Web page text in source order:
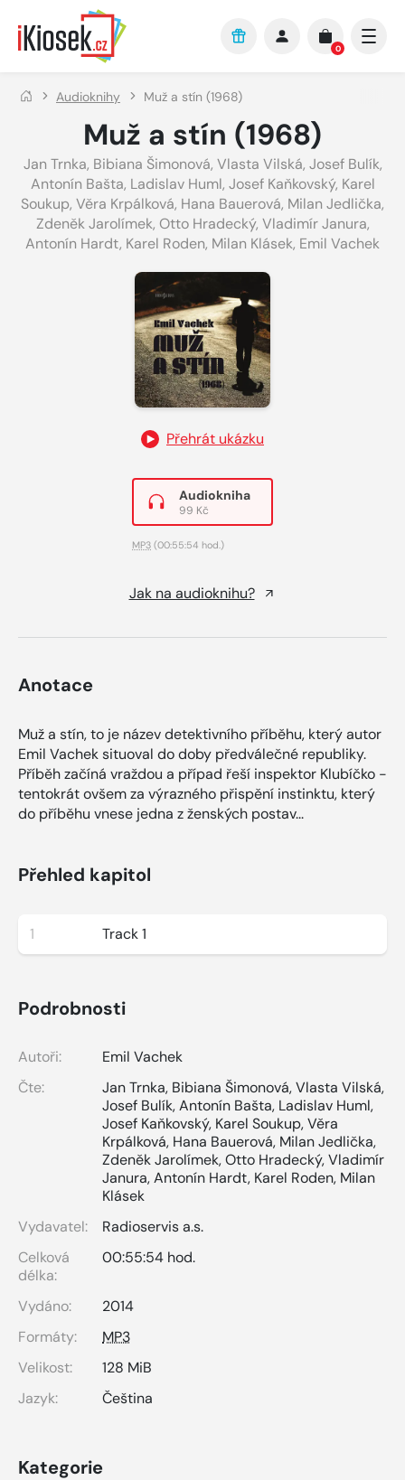
Přejít na hlavní obsah
0
Audioknihy Muž a stín (1968)
Muž a stín (1968)
Jan Trnka, Bibiana Šimonová, Vlasta Vilská, Josef Bulík,
Antonín Bašta, Ladislav Huml, Josef Kaňkovský, Karel
Soukup, Věra Krpálková, Hana Bauerová, Milan Jedlička,
Zdeněk Jarolímek, Otto Hradecký, Vladimír Janura,
Antonín Hardt, Karel Roden, Milan Klásek, Emil Vachek
Přehrát ukázku
Audiokniha
99 Kč
MP3 (00:55:54 hod.)
Jak na audioknihu?
Anotace
Muž a stín, to je název detektivního příběhu, který autor
Emil Vachek situoval do doby předválečné republiky.
Příběh začíná vraždou a případ řeší inspektor Klubíčko -
tentokrát ovšem za výrazného přispění instinktu, který
do příběhu vnese jedna z ženských postav...
Přehled kapitol
1 Track 1
Podrobnosti
Autoři:
Emil Vachek
Čte:
Jan Trnka, Bibiana Šimonová,Vlasta Vilská,
Josef Bulík,Antonín Bašta, Ladislav Huml,
Josef Kaňkovský, Karel Soukup,Věra
Krpálková, Hana Bauerová, Milan Jedlička,
Zdeněk Jarolímek,Otto Hradecký,Vladimír
Janura,Antonín Hardt, Karel Roden, Milan
Klásek
Vydavatel:
Radioservis a.s.
Celková
délka:
00:55:54 hod.
Vydáno:
2014
Formáty:
MP3
Velikost:
128 MiB
Jazyk:
Čeština
Kategorie